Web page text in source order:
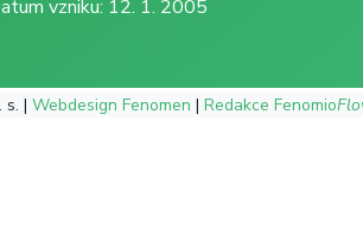
vzniku: 12. 1. 2005
| Webdesign Fenomen | Redakce Fenomio